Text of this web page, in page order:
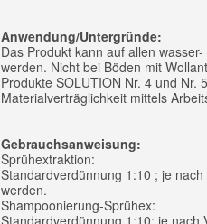
Anwendung/Untergründe:
Das Produkt kann auf allen
werden. Nicht bei Böden mit
Produkte SOLUTION Nr. 4 und Nr.
Materialverträglichkeit mittels
Gebrauchsanweisung:
Sprühextraktion:
Standardverdünnung 1:10 ; je
werden.
Shampoonierung-Sprühex:
Standardverdünnung 1:10; je